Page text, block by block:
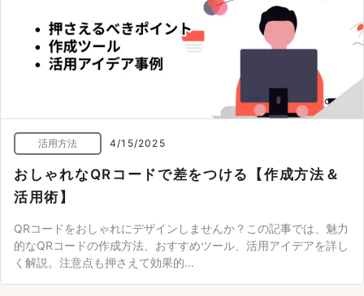
活用方法 4/15/2025
おしゃれなQRコードで差をつける【作成方法＆
活用術】
QRコードをおしゃれにデザインしませんか？この記事では、魅力
的なQRコードの作成方法、おすすめツール、活用アイデアを詳し
く解説。注意点も押さえて効果的...